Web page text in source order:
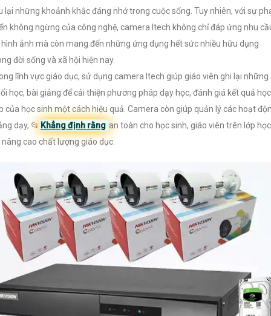
lại những khoảnh khắc đáng nhớ trong cuộc sống. Tuy nhiên, với sự
không ngừng của công nghệ, camera Itech không chỉ đáp ứng nhu
hình ảnh mà còn mang đến những ứng dụng hết sức nhiều hữu dụng
đời sống và xã hội hiện nay.
lĩnh vực giáo dục, sử dụng camera Itech giúp giáo viên ghi lại những
học, bài giảng để cải thiện phương pháp dạy học, đánh giá kết quả học
của học sinh một cách hiệu quả. Camera còn giúp quản lý các hoạt
dạy, 📂 Khẳng định rằng an toàn cho học sinh, giáo viên trên lớp học
nâng cao chất lượng giáo dục.